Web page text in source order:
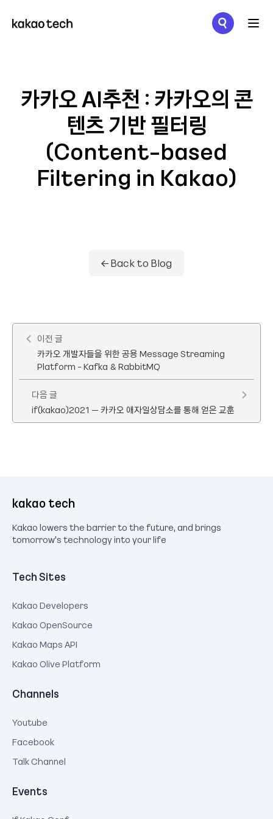
카카오 AI추천 : 카카오의 콘
텐츠 기반 필터링
(Content-based
Filtering in Kakao)
← Back to Blog
이전 글
카카오 개발자들을 위한 공용 Message Streaming
Platform - Kafka & RabbitMQ
다음 글
if(kakao)2021 – 카카오 애자일상담소를 통해 얻은 교훈
kakao tech
Kakao lowers the barrier to the future, and brings
tomorrow's technology into your life
Tech Sites
Kakao Developers
Kakao OpenSource
Kakao Maps API
Kakao Olive Platform
Channels
Youtube
Facebook
Talk Channel
Events